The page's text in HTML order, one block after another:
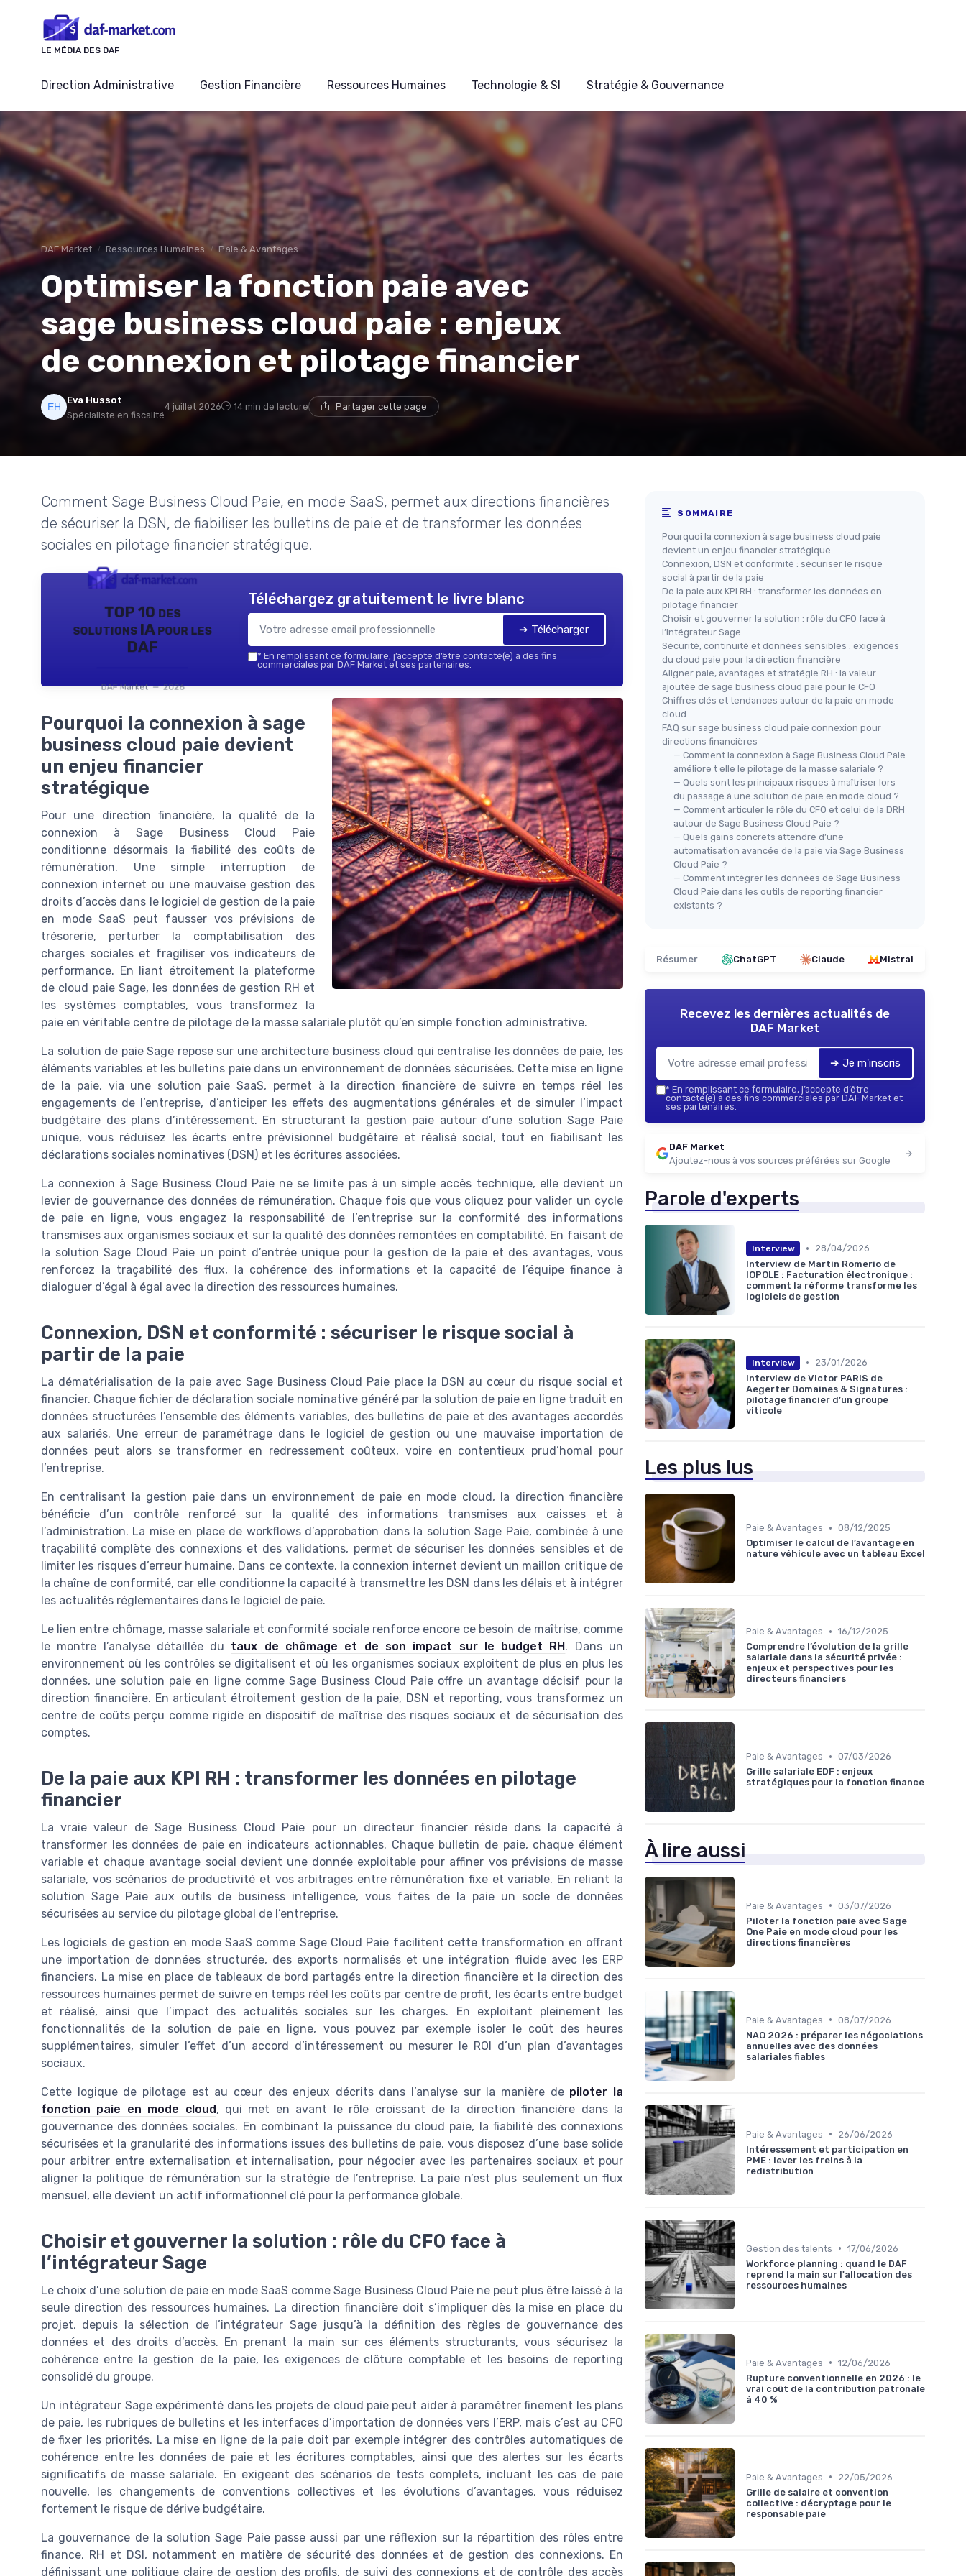
LE MÉDIA DES DAF
Direction Administrative Gestion Financière Ressources Humaines Technologie & SI Stratégie & Gouvernance
DAF Market Ressources Humaines Paie & Avantages
Optimiser la fonction paie avec
sage business cloud paie : enjeux
de connexion et pilotage financier
Eva Hussot
Spécialiste en fiscalité
4 juillet 2026 14 min de lecture Partager cette page
Comment Sage Business Cloud Paie, en mode SaaS, permet aux directions financières
de sécuriser la DSN, de fiabiliser les bulletins de paie et de transformer les données
sociales en pilotage financier stratégique.
TOP 10 des
solutions IA pour les
DAF
DAF Market — 2026
Téléchargez gratuitement le livre blanc
➔ Télécharger
* En remplissant ce formulaire, j’accepte d’être contacté(e) à des fins
commerciales par DAF Market et ses partenaires.
Pourquoi la connexion à sage
business cloud paie devient
un enjeu financier
stratégique
Pour une direction financière, la qualité de la
connexion à Sage Business Cloud Paie
conditionne désormais la fiabilité des coûts de
rémunération. Une simple interruption de
connexion internet ou une mauvaise gestion des
droits d’accès dans le logiciel de gestion de la paie
en mode SaaS peut fausser vos prévisions de
trésorerie, perturber la comptabilisation des
charges sociales et fragiliser vos indicateurs de
performance. En liant étroitement la plateforme
de cloud paie Sage, les données de gestion RH et
les systèmes comptables, vous transformez la
paie en véritable centre de pilotage de la masse salariale plutôt qu’en simple fonction administrative.
La solution de paie Sage repose sur une architecture business cloud qui centralise les données de paie, les
éléments variables et les bulletins paie dans un environnement de données sécurisées. Cette mise en ligne
de la paie, via une solution paie SaaS, permet à la direction financière de suivre en temps réel les
engagements de l’entreprise, d’anticiper les effets des augmentations générales et de simuler l’impact
budgétaire des plans d’intéressement. En structurant la gestion paie autour d’une solution Sage Paie
unique, vous réduisez les écarts entre prévisionnel budgétaire et réalisé social, tout en fiabilisant les
déclarations sociales nominatives (DSN) et les écritures associées.
La connexion à Sage Business Cloud Paie ne se limite pas à un simple accès technique, elle devient un
levier de gouvernance des données de rémunération. Chaque fois que vous cliquez pour valider un cycle
de paie en ligne, vous engagez la responsabilité de l’entreprise sur la conformité des informations
transmises aux organismes sociaux et sur la qualité des données remontées en comptabilité. En faisant de
la solution Sage Cloud Paie un point d’entrée unique pour la gestion de la paie et des avantages, vous
renforcez la traçabilité des flux, la cohérence des informations et la capacité de l’équipe finance à
dialoguer d’égal à égal avec la direction des ressources humaines.
Connexion, DSN et conformité : sécuriser le risque social à
partir de la paie
La dématérialisation de la paie avec Sage Business Cloud Paie place la DSN au cœur du risque social et
financier. Chaque fichier de déclaration sociale nominative généré par la solution de paie en ligne traduit en
données structurées l’ensemble des éléments variables, des bulletins de paie et des avantages accordés
aux salariés. Une erreur de paramétrage dans le logiciel de gestion ou une mauvaise importation de
données peut alors se transformer en redressement coûteux, voire en contentieux prud’homal pour
l’entreprise.
En centralisant la gestion paie dans un environnement de paie en mode cloud, la direction financière
bénéficie d’un contrôle renforcé sur la qualité des informations transmises aux caisses et à
l’administration. La mise en place de workflows d’approbation dans la solution Sage Paie, combinée à une
traçabilité complète des connexions et des validations, permet de sécuriser les données sensibles et de
limiter les risques d’erreur humaine. Dans ce contexte, la connexion internet devient un maillon critique de
la chaîne de conformité, car elle conditionne la capacité à transmettre les DSN dans les délais et à intégrer
les actualités réglementaires dans le logiciel de paie.
Le lien entre chômage, masse salariale et conformité sociale renforce encore ce besoin de maîtrise, comme
le montre l’analyse détaillée du taux de chômage et de son impact sur le budget RH. Dans un
environnement où les contrôles se digitalisent et où les organismes sociaux exploitent de plus en plus les
données, une solution paie en ligne comme Sage Business Cloud Paie offre un avantage décisif pour la
direction financière. En articulant étroitement gestion de la paie, DSN et reporting, vous transformez un
centre de coûts perçu comme rigide en dispositif de maîtrise des risques sociaux et de sécurisation des
comptes.
De la paie aux KPI RH : transformer les données en pilotage
financier
La vraie valeur de Sage Business Cloud Paie pour un directeur financier réside dans la capacité à
transformer les données de paie en indicateurs actionnables. Chaque bulletin de paie, chaque élément
variable et chaque avantage social devient une donnée exploitable pour affiner vos prévisions de masse
salariale, vos scénarios de productivité et vos arbitrages entre rémunération fixe et variable. En reliant la
solution Sage Paie aux outils de business intelligence, vous faites de la paie un socle de données
sécurisées au service du pilotage global de l’entreprise.
Les logiciels de gestion en mode SaaS comme Sage Cloud Paie facilitent cette transformation en offrant
une importation de données structurée, des exports normalisés et une intégration fluide avec les ERP
financiers. La mise en place de tableaux de bord partagés entre la direction financière et la direction des
ressources humaines permet de suivre en temps réel les coûts par centre de profit, les écarts entre budget
et réalisé, ainsi que l’impact des actualités sociales sur les charges. En exploitant pleinement les
fonctionnalités de la solution de paie en ligne, vous pouvez par exemple isoler le coût des heures
supplémentaires, simuler l’effet d’un accord d’intéressement ou mesurer le ROI d’un plan d’avantages
sociaux.
Cette logique de pilotage est au cœur des enjeux décrits dans l’analyse sur la manière de piloter la
fonction paie en mode cloud, qui met en avant le rôle croissant de la direction financière dans la
gouvernance des données sociales. En combinant la puissance du cloud paie, la fiabilité des connexions
sécurisées et la granularité des informations issues des bulletins de paie, vous disposez d’une base solide
pour arbitrer entre externalisation et internalisation, pour négocier avec les partenaires sociaux et pour
aligner la politique de rémunération sur la stratégie de l’entreprise. La paie n’est plus seulement un flux
mensuel, elle devient un actif informationnel clé pour la performance globale.
Choisir et gouverner la solution : rôle du CFO face à
l’intégrateur Sage
Le choix d’une solution de paie en mode SaaS comme Sage Business Cloud Paie ne peut plus être laissé à la
seule direction des ressources humaines. La direction financière doit s’impliquer dès la mise en place du
projet, depuis la sélection de l’intégrateur Sage jusqu’à la définition des règles de gouvernance des
données et des droits d’accès. En prenant la main sur ces éléments structurants, vous sécurisez la
cohérence entre la gestion de la paie, les exigences de clôture comptable et les besoins de reporting
consolidé du groupe.
Un intégrateur Sage expérimenté dans les projets de cloud paie peut aider à paramétrer finement les plans
de paie, les rubriques de bulletins et les interfaces d’importation de données vers l’ERP, mais c’est au CFO
de fixer les priorités. La mise en ligne de la paie doit par exemple intégrer des contrôles automatiques de
cohérence entre les données de paie et les écritures comptables, ainsi que des alertes sur les écarts
significatifs de masse salariale. En exigeant des scénarios de tests complets, incluant les cas de paie
nouvelle, les changements de conventions collectives et les évolutions d’avantages, vous réduisez
fortement le risque de dérive budgétaire.
La gouvernance de la solution Sage Paie passe aussi par une réflexion sur la répartition des rôles entre
finance, RH et DSI, notamment en matière de sécurité des données et de gestion des connexions. En
définissant une politique claire de gestion des profils, de suivi des connexions et de contrôle des accès
SOMMAIRE
Pourquoi la connexion à sage business cloud paie
devient un enjeu financier stratégique
Connexion, DSN et conformité : sécuriser le risque
social à partir de la paie
De la paie aux KPI RH : transformer les données en
pilotage financier
Choisir et gouverner la solution : rôle du CFO face à
l’intégrateur Sage
Sécurité, continuité et données sensibles : exigences
du cloud paie pour la direction financière
Aligner paie, avantages et stratégie RH : la valeur
ajoutée de sage business cloud paie pour le CFO
Chiffres clés et tendances autour de la paie en mode
cloud
FAQ sur sage business cloud paie connexion pour
directions financières
— Comment la connexion à Sage Business Cloud Paie
améliore t elle le pilotage de la masse salariale ?
— Quels sont les principaux risques à maîtriser lors
du passage à une solution de paie en mode cloud ?
— Comment articuler le rôle du CFO et celui de la DRH
autour de Sage Business Cloud Paie ?
— Quels gains concrets attendre d’une
automatisation avancée de la paie via Sage Business
Cloud Paie ?
— Comment intégrer les données de Sage Business
Cloud Paie dans les outils de reporting financier
existants ?
Résumer ChatGPT Claude Mistral
Recevez les dernières actualités de
DAF Market
➔ Je m'inscris
* En remplissant ce formulaire, j’accepte d’être
contacté(e) à des fins commerciales par DAF Market et
ses partenaires.
DAF Market
Ajoutez-nous à vos sources préférées sur Google
Parole d'experts
Interview •
28/04/2026
Interview de Martin Romerio de
IOPOLE : Facturation électronique :
comment la réforme transforme les
logiciels de gestion
Interview •
23/01/2026
Interview de Victor PARIS de
Aegerter Domaines & Signatures :
pilotage financier d’un groupe
viticole
Les plus lus
Paie & Avantages • 08/12/2025
Optimiser le calcul de l’avantage en
nature véhicule avec un tableau Excel
Paie & Avantages • 16/12/2025
Comprendre l’évolution de la grille
salariale dans la sécurité privée :
enjeux et perspectives pour les
directeurs financiers
Paie & Avantages • 07/03/2026
Grille salariale EDF : enjeux
stratégiques pour la fonction finance
À lire aussi
Paie & Avantages • 03/07/2026
Piloter la fonction paie avec Sage
One Paie en mode cloud pour les
directions financières
Paie & Avantages • 08/07/2026
NAO 2026 : préparer les négociations
annuelles avec des données
salariales fiables
Paie & Avantages •
26/06/2026
Intéressement et participation en
PME : lever les freins à la
redistribution
Gestion des talents • 17/06/2026
Workforce planning : quand le DAF
reprend la main sur l'allocation des
ressources humaines
Paie & Avantages • 12/06/2026
Rupture conventionnelle en 2026 : le
vrai coût de la contribution patronale
à 40 %
Paie & Avantages •
22/05/2026
Grille de salaire et convention
collective : décryptage pour le
responsable paie